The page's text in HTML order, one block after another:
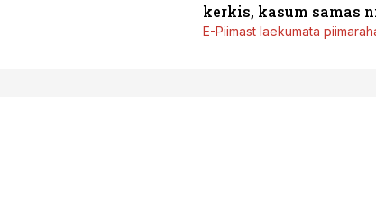
kerkis, kasum samas
E-Piimast laekumata